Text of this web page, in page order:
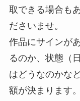
取できる場合も
ださいませ。
作品にサインが
るのか、状態（
はどうなのかな
額が決まります。